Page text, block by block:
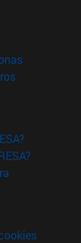
ventana)
(abre en
(abre en